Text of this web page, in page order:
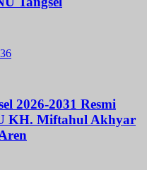
2026-2031 Resmi
KH. Miftahul Akhyar